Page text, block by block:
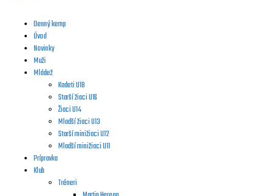
Denný kemp
Úvod
Novinky
Muži
Mládež
Kadeti U18
Starší žiaci U16
Žiaci U14
Mladší žiaci U13
Starší minižiaci U12
Mladší minižiaci U11
Prípravka
Klub
Tréneri